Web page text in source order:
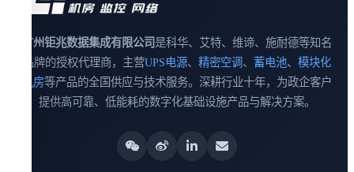
广州钜兆数据集成有限公司 是科华、艾特、维谛、施耐德等知名
品牌的授权代理商，主营UPS电源、 精密空调、 蓄电池、 模块化
机房等产品的全国供应与技术服务。深耕行业十年，为政企客户
提供高可靠、低能耗的数字化基础设施产品与解决方案。